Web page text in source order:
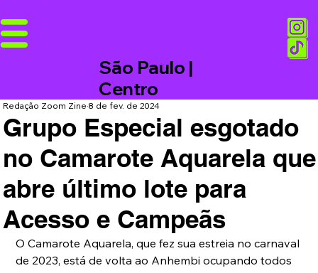
São Paulo |
Centro
Grupo Especial esgotado
no Camarote Aquarela que
abre último lote para
Acesso e Campeãs
Redação Zoom Zine8 de fev. de 2024
O Camarote Aquarela, que fez sua estreia no carnaval
de 2023, está de volta ao Anhembi ocupando todos